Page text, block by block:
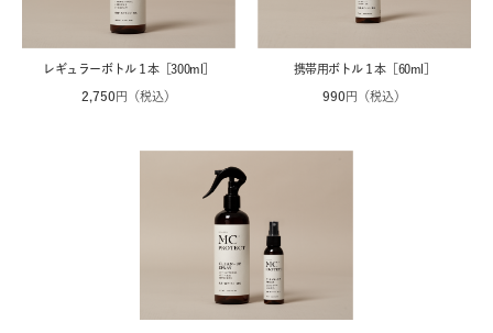
レギュラーボトル１本［300ml］
2,750円（税込）
携帯用ボトル１本［60ml］
990円（税込）